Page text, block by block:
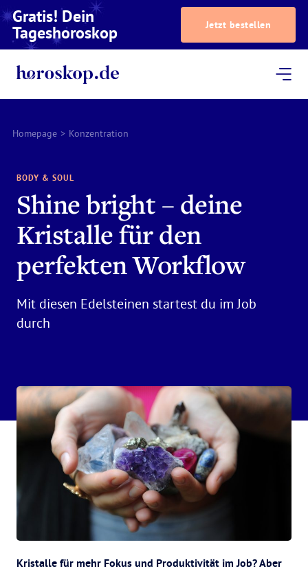
Gratis! Dein
Tageshoroskop Jetzt bestellen
Homepage > Konzentration
BODY & SOUL
Shine bright – deine
Kristalle für den
perfekten Workflow
Mit diesen Edelsteinen startest du im Job
durch
Kristalle für mehr Fokus und Produktivität im Job? Aber